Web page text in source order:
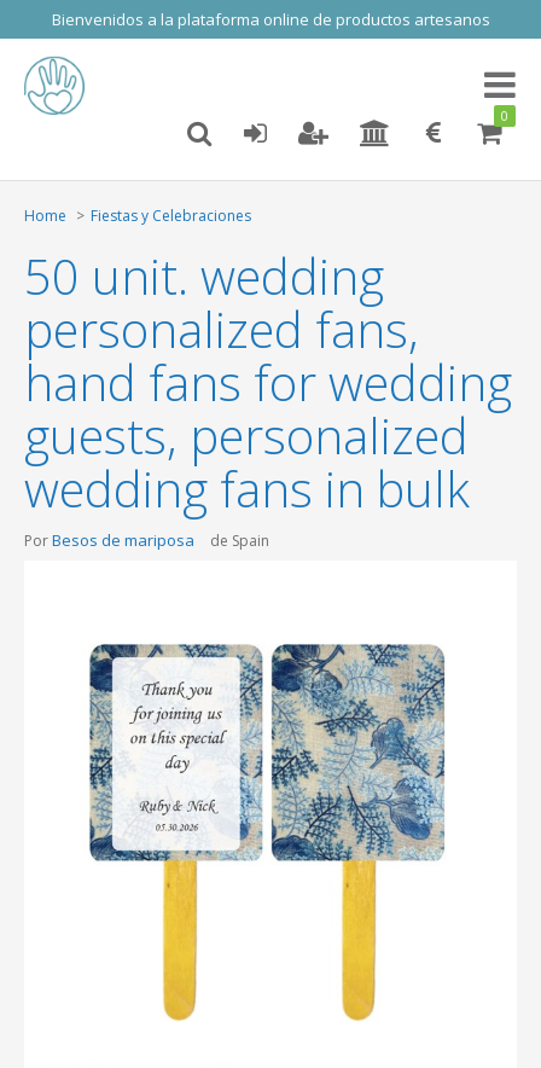
Bienvenidos a la plataforma online de productos artesanos
Toggle
0
Home Fiestas y Celebraciones
50 unit. wedding
personalized fans,
hand fans for wedding
guests, personalized
wedding fans in bulk
PorBesos de mariposa de Spain